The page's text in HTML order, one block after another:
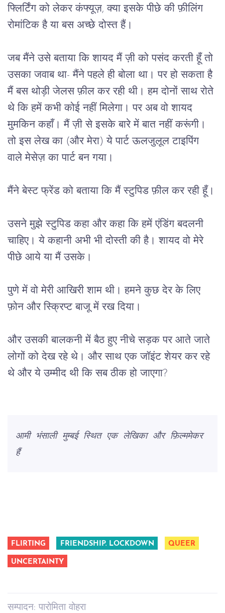
फ्लिर्टिंग को लेकर कंफ्यूज़, क्या इसके पीछे की फ़ीलिंग
रोमांटिक है या बस अच्छे दोस्त हैं।
जब मैंने उसे बताया कि शायद मैं ज़ी को पसंद करती हूँ तो
उसका जवाब था- मैंने पहले ही बोला था। पर हो सकता है
मैं बस थोड़ी जेलस फ़ील कर रही थी। हम दोनों साथ रोते
थे कि हमें कभी कोई नहीं मिलेगा। पर अब वो शायद
मुमकिन कहाँ। मैं ज़ी से इसके बारे में बात नहीं करूंगी।
तो इस लेख का (और मेरा) ये पार्ट ऊलजुलूल टाइपिंग
वाले मेसेज़ का पार्ट बन गया।
मैंने बेस्ट फ्रेंड को बताया कि मैं स्टुपिड फ़ील कर रही हूँ।
उसने मुझे स्टुपिड कहा और कहा कि हमें एंडिंग बदलनी
चाहिए। ये कहानी अभी भी दोस्ती की है। शायद वो मेरे
पीछे आये या मैं उसके।
पुणे में वो मेरी आखिरी शाम थी। हमने कुछ देर के लिए
फ़ोन और स्क्रिप्ट बाजू में रख दिया।
और उसकी बालकनी में बैठ हुए नीचे सड़क पर आते जाते
लोगों को देख रहे थे। और साथ एक जॉइंट शेयर कर रहे
थे और ये उम्मीद थी कि सब ठीक हो जाएगा?
आमी भंसाली मुम्बई स्थित एक लेखिका और फ़िल्ममेकर
हैं
FLIRTING FRIENDSHIP. LOCKDOWN QUEER
UNCERTAINTY
सम्पादन: पारोमिता वोहरा